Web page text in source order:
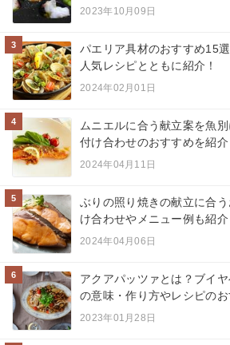
2023年10月09日
3
パエリア具材のおすすめ15
人気レシピとともに紹介！
2024年02月01日
4
ムニエルに合う献立案を魚
付け合わせのおすすめを紹介
2024年04月11日
5
ぶりの照り焼きの献立に合
け合わせやメニュー例も紹介
2024年04月06日
6
アクアパッツァとは？ブイ
の意味・作り方やレシピのお
2023年01月28日